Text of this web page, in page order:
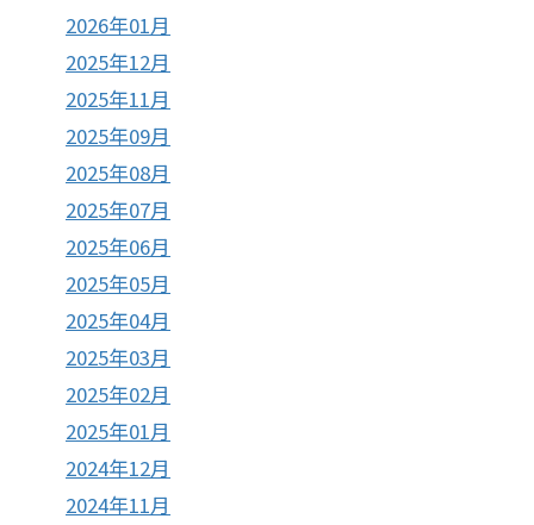
2026年01月
2025年12月
2025年11月
2025年09月
2025年08月
2025年07月
2025年06月
2025年05月
2025年04月
2025年03月
2025年02月
2025年01月
2024年12月
2024年11月